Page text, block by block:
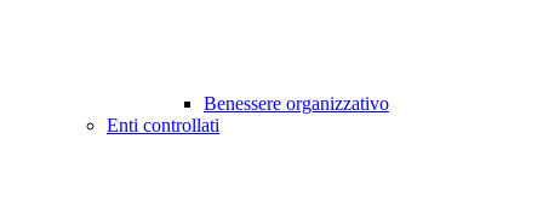
Benessere organizzativo
Enti controllati